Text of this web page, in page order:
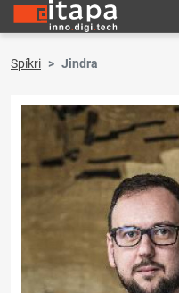
Spíkri Jindra